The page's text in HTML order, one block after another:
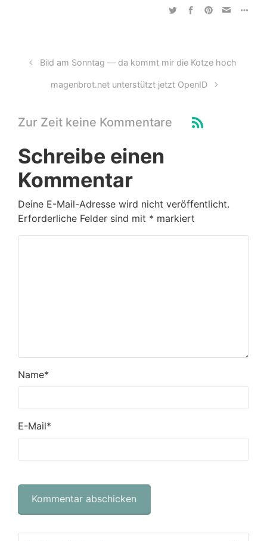
Bild am Sonntag — da kommt mir die Kotze hoch
magenbrot.net unterstützt jetzt OpenID
Zur Zeit keine Kommentare
Schreibe einen
Kommentar
Deine E-Mail-Adresse wird nicht veröffentlicht.
Erforderliche Felder sind mit * markiert
Name*
E-Mail*